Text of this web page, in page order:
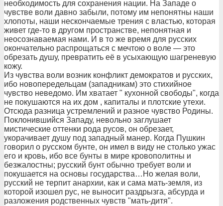
необходимость для сохранения нации. На Западе о
чувстве воли давно забыли, потому им непонятны наши
хлопоты, наши нескончаемые трения с властью, которая
живет где-то в другом пространстве, непонятная и
неосознаваемая нами. И в то же время для русских
окончательно распрощаться с мечтою о воле — это
обрезать душу, превратить её в усыхающую шагреневую
кожу.
Из чувства воли возник конфликт демократов и русских,
ибо новопередельцам (западникам) это стихийное
чувство неведомо. Им хватает " кухонной свободы", когда
не покушаются на их дом , капиталы и плотские утехи.
Отсюда разница устремлений и разное чувство Родины.
Поклонившийся Западу, невольно заглушает
мистические оттенки рода русов, он обрезает,
укорачивает душу под западный манер. Когда Пушкин
говорил о русском бунте, он имел в виду не столько ужас
его и кровь, ибо все бунты в мире кровополитны и
безжалостны; русский бунт обычно требует воли и
покушается на основы государства…Но желая воли,
русский не терпит анархии, как и сама мать-земля, из
которой изошел рус, не выносит раздрызга, абсурда и
разложения родственных чувств "мать-дитя".